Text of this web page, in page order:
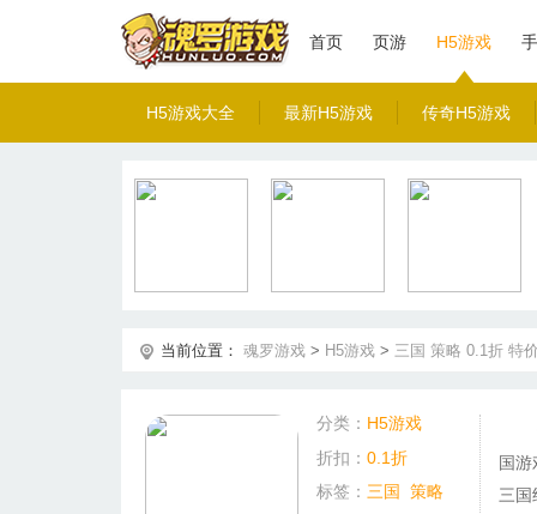
首页 页游 H5游戏
H5游戏大全 最新H5游戏 传奇H5游戏
当前位置： 魂罗游戏 > H5游戏 > 三国 策略 0.1折 特
分类： H5游戏
折扣： 0.1折
标签： 三国
策略
国
三国